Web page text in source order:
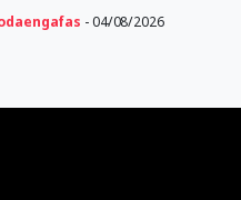
- 04/08/2026